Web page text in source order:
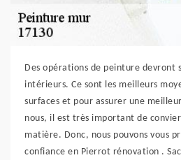
Des opérations de peinture devront
intérieurs. Ce sont les meilleurs
surfaces et pour assurer une
nous, il est très important de
matière. Donc, nous pouvons vous
confiance en Pierrot rénovation .